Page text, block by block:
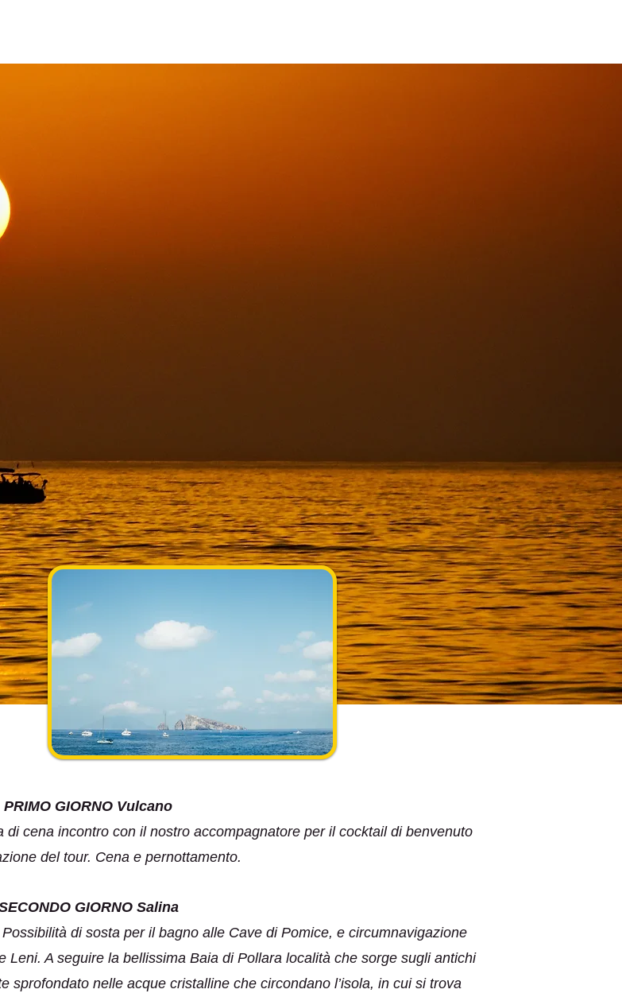
PRIMO GIORNO Vulcano
cena incontro con il nostro accompagnatore per il cocktail di benvenuto
del tour. Cena e pernottamento.
GIORNO Salina
di sosta per il bagno alle Cave di Pomice, e circumnavigazione
Leni. A seguire la bellissima Baia di Pollara località che sorge sugli antichi
sprofondato nelle acque cristalline che circondano l’isola, in cui si trova